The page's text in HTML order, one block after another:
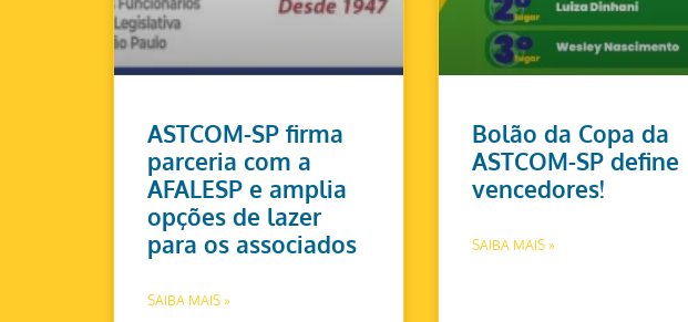
ASTCOM-SP firma
parceria com a
AFALESP e amplia
opções de lazer
para os associados
SAIBA MAIS »
Bolão da Copa da
ASTCOM-SP define
vencedores!
SAIBA MAIS »